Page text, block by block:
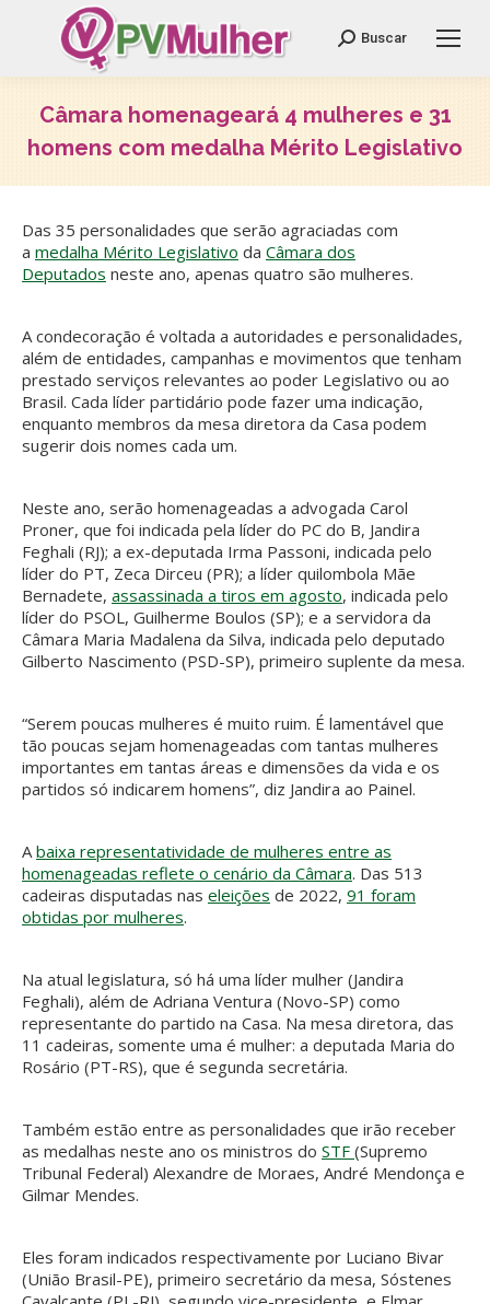
Search:
Buscar
Câmara homenageará 4 mulheres e 31
homens com medalha Mérito Legislativo
Das 35 personalidades que serão agraciadas com
a medalha Mérito Legislativo da Câmara dos
Deputados neste ano, apenas quatro são mulheres.
A condecoração é voltada a autoridades e personalidades,
além de entidades, campanhas e movimentos que tenham
prestado serviços relevantes ao poder Legislativo ou ao
Brasil. Cada líder partidário pode fazer uma indicação,
enquanto membros da mesa diretora da Casa podem
sugerir dois nomes cada um.
Neste ano, serão homenageadas a advogada Carol
Proner, que foi indicada pela líder do PC do B, Jandira
Feghali (RJ); a ex-deputada Irma Passoni, indicada pelo
líder do PT, Zeca Dirceu (PR); a líder quilombola Mãe
Bernadete, assassinada a tiros em agosto, indicada pelo
líder do PSOL, Guilherme Boulos (SP); e a servidora da
Câmara Maria Madalena da Silva, indicada pelo deputado
Gilberto Nascimento (PSD-SP), primeiro suplente da mesa.
“Serem poucas mulheres é muito ruim. É lamentável que
tão poucas sejam homenageadas com tantas mulheres
importantes em tantas áreas e dimensões da vida e os
partidos só indicarem homens”, diz Jandira ao Painel.
A baixa representatividade de mulheres entre as
homenageadas reflete o cenário da Câmara. Das 513
cadeiras disputadas nas eleições de 2022, 91 foram
obtidas por mulheres.
Na atual legislatura, só há uma líder mulher (Jandira
Feghali), além de Adriana Ventura (Novo-SP) como
representante do partido na Casa. Na mesa diretora, das
11 cadeiras, somente uma é mulher: a deputada Maria do
Rosário (PT-RS), que é segunda secretária.
Também estão entre as personalidades que irão receber
as medalhas neste ano os ministros do STF (Supremo
Tribunal Federal) Alexandre de Moraes, André Mendonça e
Gilmar Mendes.
Eles foram indicados respectivamente por Luciano Bivar
(União Brasil-PE), primeiro secretário da mesa, Sóstenes